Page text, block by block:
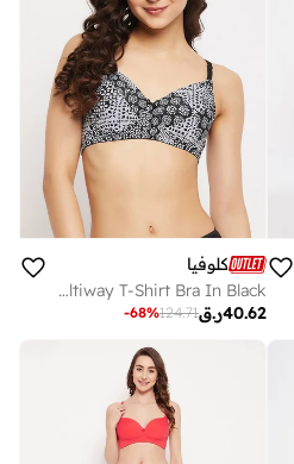
كلوفيا
Clovia Padded Non-Wired Full Cup Printed Multiway T-Shirt Bra In Black
ر.ق40.62
124.71
-68%